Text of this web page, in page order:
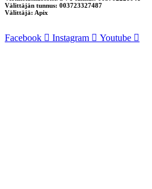
Välittäjän tunnus: 003723327487
Välittäjä: Apix
Facebook Instagram Youtube